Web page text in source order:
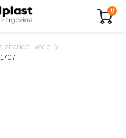
0
žitarice i voće